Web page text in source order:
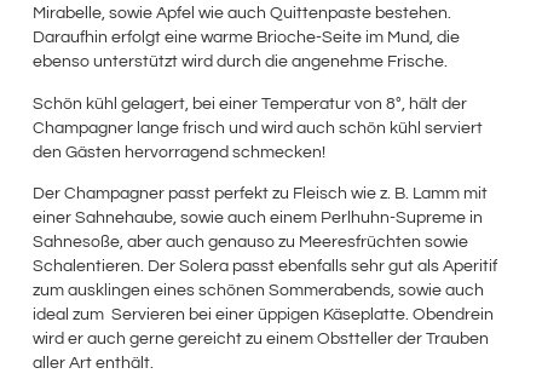
Mirabelle, sowie Apfel wie auch Quittenpaste bestehen.
Daraufhin erfolgt eine warme Brioche-Seite im Mund, die
ebenso unterstützt wird durch die angenehme Frische.
Schön kühl gelagert, bei einer Temperatur von 8°, hält der
Champagner lange frisch und wird auch schön kühl serviert
den Gästen hervorragend schmecken!
Der Champagner passt perfekt zu Fleisch wie z. B. Lamm mit
einer Sahnehaube, sowie auch einem Perlhuhn-Supreme in
Sahnesoße, aber auch genauso zu Meeresfrüchten sowie
Schalentieren. Der Solera passt ebenfalls sehr gut als Aperitif
zum ausklingen eines schönen Sommerabends, sowie auch
ideal zum Servieren bei einer üppigen Käseplatte. Obendrein
wird er auch gerne gereicht zu einem Obstteller der Trauben
aller Art enthält.